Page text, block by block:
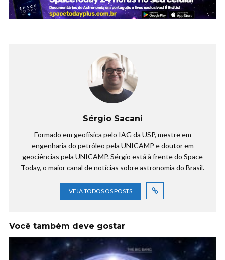
Sérgio Sacani
Formado em geofísica pelo IAG da USP, mestre em
engenharia do petróleo pela UNICAMP e doutor em
geociências pela UNICAMP. Sérgio está à frente do Space
Today, o maior canal de notícias sobre astronomia do Brasil.
VEJA TODOS OS POSTS
Você também deve gostar